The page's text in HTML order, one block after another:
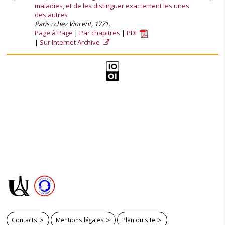
maladies, et de les distinguer exactement les unes
des autres
Paris : chez Vincent, 1771.
Page à Page
Par chapitres
PDF
Sur Internet Archive
Contacts Mentions légales Plan du site